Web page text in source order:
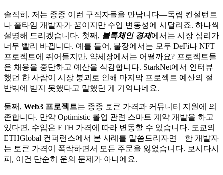
솔직히, 저는 종종 이런 구직자들을 만납니다—독립 컨설턴트
나 풀타임 개발자가 꿈이지만 수입 변동성에 시달리죠. 하나씩
설명해 드리겠습니다. 첫째, 블록체인 경제에서는 시장 심리가
너무 빨리 바뀝니다. 예를 들어, 불장에서는 모두 DeFi나 NFT
프로젝트에 뛰어들지만, 약세장에서는 어떨까요? 프로젝트들
은 채용을 중단하고 예산을 삭감합니다. StarkNet에서 인터뷰
했던 한 사람이 시장 붕괴로 인해 마지막 프로젝트 예산의 절
반밖에 받지 못했다고 말했던 게 기억나네요.
둘째, Web3 프로젝트는 종종 토큰 가격과 커뮤니티 지원에 의
존합니다. 만약 Optimistic 롤업 관련 스마트 계약 개발을 하고
있다면, 수입은 ETH 가격에 따라 변동할 수 있습니다. 도쿄의
ETHGlobal 컨퍼런스에서 본 사례를 말씀드리자면—한 개발자
는 토큰 가격이 폭락하면서 모든 주문을 잃었습니다. 보시다시
피, 이건 단순히 운의 문제가 아니에요.